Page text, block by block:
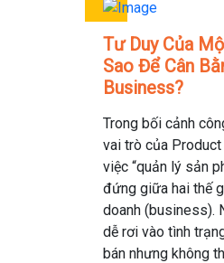
Tư Duy Của
Sao Để Cân
Business?
Trong bối cảnh
vai trò của
việc “quản lý sản
đứng giữa hai thế
doanh (business).
dễ rơi vào tình
bán nhưng không